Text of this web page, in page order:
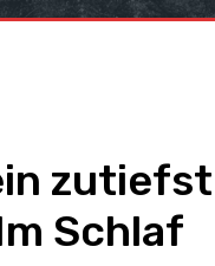
zutiefst
Schlaf